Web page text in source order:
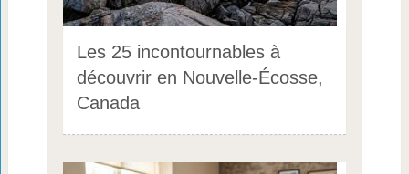
Les 25 incontournables à
découvrir en Nouvelle-Écosse,
Canada